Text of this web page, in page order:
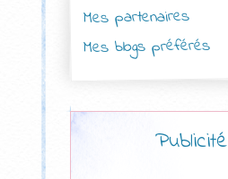
Mes partenaires
Mes blogs préférés
Publicité